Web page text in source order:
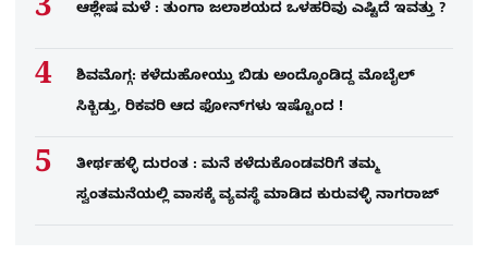
ಆಶ್ಲೇಷ ಮಳೆ : ತುಂಗಾ ಜಲಾಶಯದ ಒಳಹರಿವು ಎಷ್ಟಿದೆ ಇವತ್ತು ?
ಶಿವಮೊಗ್ಗ: ಕಳೆದುಹೋಯ್ತು ಬಿಡು ಅಂದ್ಕೊಂಡಿದ್ದ ಮೊಬೈಲ್​
ಸಿಕ್ಬಿಡ್ತು, ರಿಕವರಿ ಆದ ಫೋನ್​ಗಳು​ ಇಷ್ಟೊಂದ !
ತೀರ್ಥಹಳ್ಳಿ ದುರಂತ : ಮನೆ ಕಳೆದುಕೊಂಡವರಿಗೆ ತಮ್ಮ
ಸ್ವಂತಮನೆಯಲ್ಲಿ ವಾಸಕ್ಕೆ ವ್ಯವಸ್ಥೆ ಮಾಡಿದ ಕುರುವಳ್ಳಿ ನಾಗರಾಜ್​​